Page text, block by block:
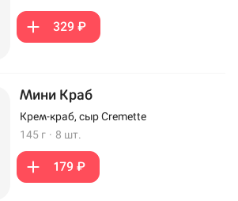
329 ₽
Мини Краб
Крем-краб, сыр Cremette
145 г · 8 шт.
179 ₽